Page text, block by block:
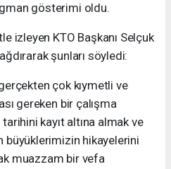
gösterimi oldu.
izleyen KTO Başkanı Selçuk
şunları söyledi:
çok kıymetli ve
gereken bir çalışma
kayıt altına almak ve
büyüklerimizin hikayelerini
muazzam bir vefa